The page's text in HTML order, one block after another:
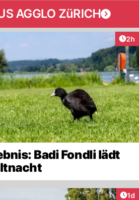
AGGLO ZüRICH
2h
Badi Fondli lädt
1d